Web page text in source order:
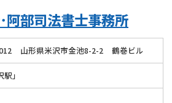
阿部司法書士事務所
山形県米沢市金池8-2-2 鶴巻ビル
」